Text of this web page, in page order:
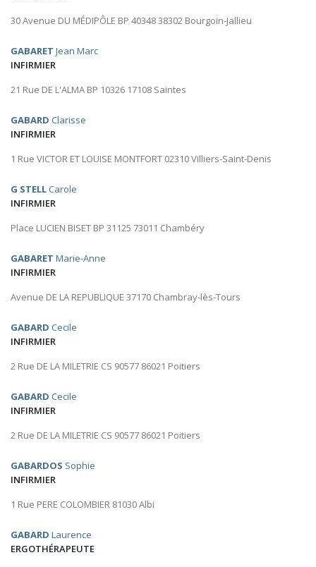
30 Avenue DU MÉDIPÔLE BP 40348 38302 Bourgoin-Jallieu
GABARET Jean Marc
INFIRMIER
21 Rue DE L'ALMA BP 10326 17108 Saintes
GABARD Clarisse
INFIRMIER
1 Rue VICTOR ET LOUISE MONTFORT 02310 Villiers-Saint-Denis
G STELL Carole
INFIRMIER
Place LUCIEN BISET BP 31125 73011 Chambéry
GABARET Marie-Anne
INFIRMIER
Avenue DE LA REPUBLIQUE 37170 Chambray-lès-Tours
GABARD Cecile
INFIRMIER
2 Rue DE LA MILETRIE CS 90577 86021 Poitiers
GABARD Cecile
INFIRMIER
2 Rue DE LA MILETRIE CS 90577 86021 Poitiers
GABARDOS Sophie
INFIRMIER
1 Rue PERE COLOMBIER 81030 Albi
GABARD Laurence
ERGOTHÉRAPEUTE